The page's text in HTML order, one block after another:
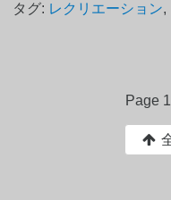
タグ: レクリエーション,
Page